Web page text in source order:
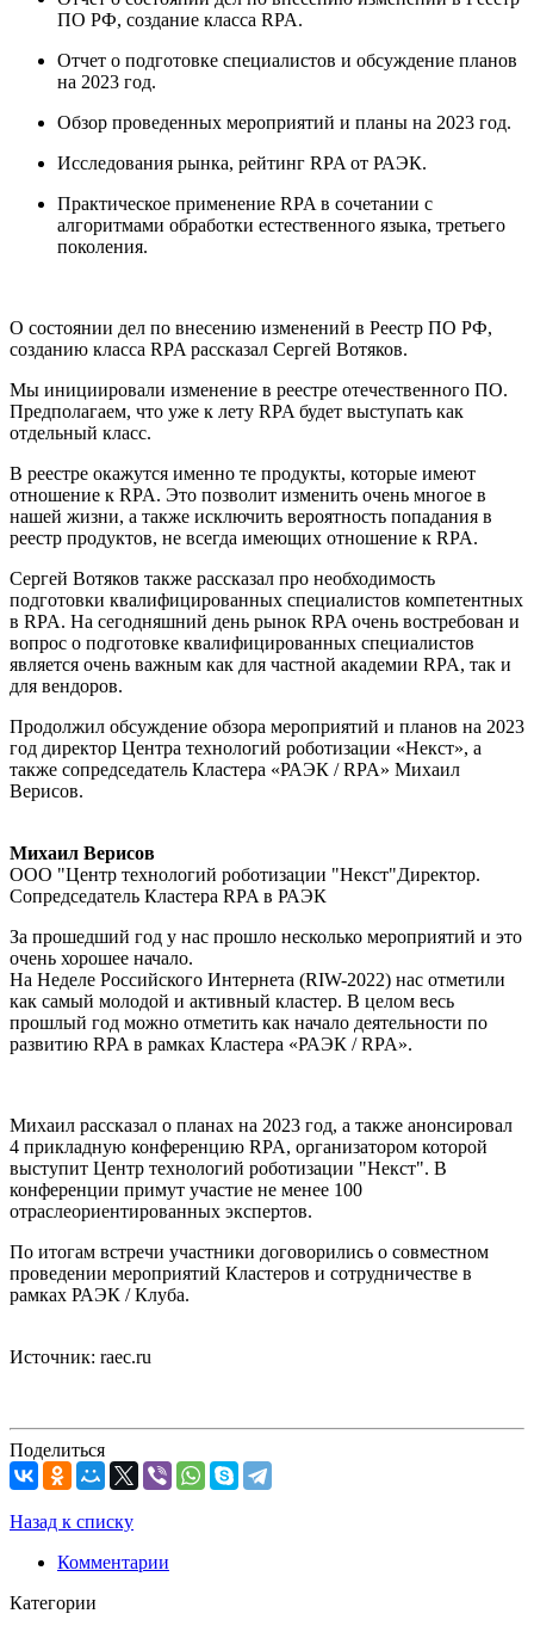
ПО РФ, создание класса RPA.
Отчет о подготовке специалистов и обсуждение планов
на 2023 год.
Обзор проведенных мероприятий и планы на 2023 год.
Исследования рынка, рейтинг RPA от РАЭК.
Практическое применение RPA в сочетании с
алгоритмами обработки естественного языка, третьего
поколения.
О состоянии дел по внесению изменений в Реестр ПО РФ,
созданию класса RPA рассказал Сергей Вотяков.
Мы инициировали изменение в реестре отечественного ПО.
Предполагаем, что уже к лету RPA будет выступать как
отдельный класс.
В реестре окажутся именно те продукты, которые имеют
отношение к RPA. Это позволит изменить очень многое в
нашей жизни, а также исключить вероятность попадания в
реестр продуктов, не всегда имеющих отношение к RPA.
Сергей Вотяков также рассказал про необходимость
подготовки квалифицированных специалистов компетентных
в RPA. На сегодняшний день рынок RPA очень востребован и
вопрос о подготовке квалифицированных специалистов
является очень важным как для частной академии RPA, так и
для вендоров.
Продолжил обсуждение обзора мероприятий и планов на 2023
год директор Центра технологий роботизации «Некст», а
также сопредседатель Кластера «РАЭК / RPA» Михаил
Верисов.
Михаил Верисов
ООО "Центр технологий роботизации "Некст"Директор.
Сопредседатель Кластера RPA в РАЭК
За прошедший год у нас прошло несколько мероприятий и это
очень хорошее начало.
На Неделе Российского Интернета (RIW-2022) нас отметили
как самый молодой и активный кластер. В целом весь
прошлый год можно отметить как начало деятельности по
развитию RPA в рамках Кластера «РАЭК / RPA».
Михаил рассказал о планах на 2023 год, а также анонсировал
4 прикладную конференцию RPA, организатором которой
выступит Центр технологий роботизации "Некст". В
конференции примут участие не менее 100
отраслеориентированных экспертов.
По итогам встречи участники договорились о совместном
проведении мероприятий Кластеров и сотрудничестве в
рамках РАЭК / Клуба.
Источник: raec.ru
Поделиться
Назад к списку
Комментарии
Категории